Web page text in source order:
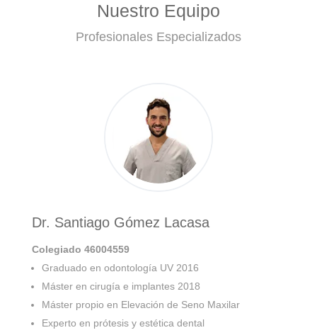
Nuestro Equipo
Profesionales Especializados
Dr. Santiago Gómez Lacasa
Colegiado 46004559
Graduado en odontología UV 2016
Máster en cirugía e implantes 2018
Máster propio en Elevación de Seno Maxilar
Experto en prótesis y estética dental